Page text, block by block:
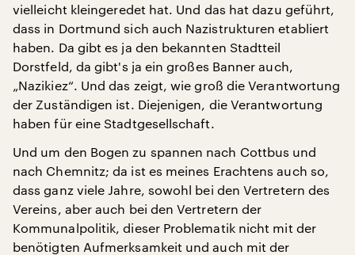
vielleicht kleingeredet hat. Und das hat dazu geführt,
dass in Dortmund sich auch Nazistrukturen etabliert
haben. Da gibt es ja den bekannten Stadtteil
Dorstfeld, da gibt's ja ein großes Banner auch,
„Nazikiez“. Und das zeigt, wie groß die Verantwortung
der Zuständigen ist. Diejenigen, die Verantwortung
haben für eine Stadtgesellschaft.
Und um den Bogen zu spannen nach Cottbus und
nach Chemnitz; da ist es meines Erachtens auch so,
dass ganz viele Jahre, sowohl bei den Vertretern des
Vereins, aber auch bei den Vertretern der
Kommunalpolitik, dieser Problematik nicht mit der
benötigten Aufmerksamkeit und auch mit der